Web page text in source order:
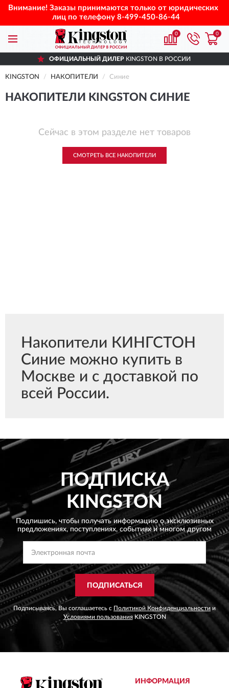
Внимание! Заказы принимаются только от юридических
лиц по телефону 8-499-450-86-44
0 0
ОФИЦИАЛЬНЫЙ ДИЛЕР KINGSTON В РОССИИ
KINGSTON НАКОПИТЕЛИ Синие
НАКОПИТЕЛИ KINGSTON СИНИЕ
Сейчас в этом разделе нет товаров
СМОТРЕТЬ ВСЕ НАКОПИТЕЛИ
Накопители КИНГСТОН
Синие можно купить в
Москве и с доставкой по
всей России.
ПОДПИСКА
KINGSTON
Подпишись, чтобы получать информацию о эксклюзивных
предложениях, поступлениях, событиях и многом другом
ПОДПИСАТЬСЯ
Подписываясь, Вы соглашаетесь с Политикой Конфиденциальности и
Условиями пользованияKINGSTON
ИНФОРМАЦИЯ